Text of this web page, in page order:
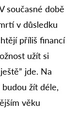
současné době
v důsledku
příliš financí
užít si
jde. Na
žít déle,
věku